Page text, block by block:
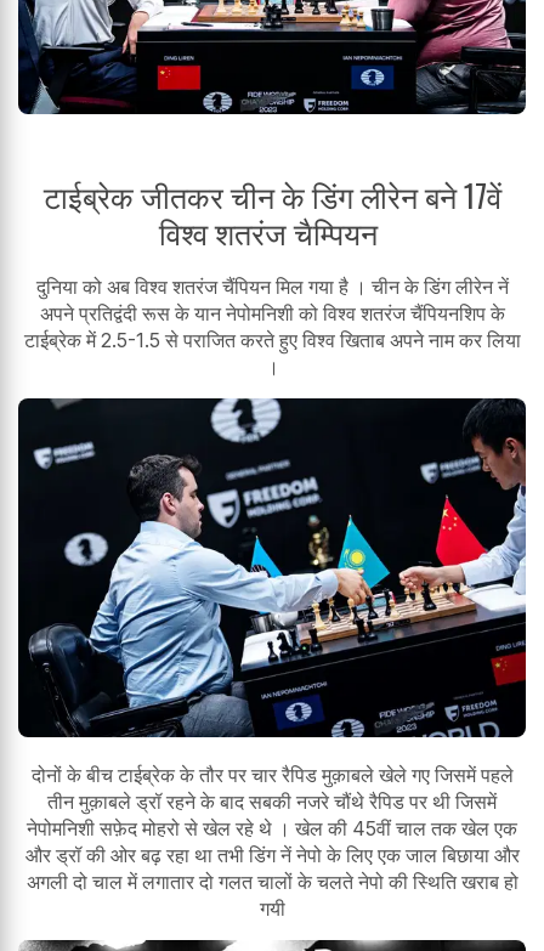
टाईब्रेक जीतकर चीन के डिंग लीरेन बने 17वें
विश्व शतरंज चैम्पियन
दुनिया को अब विश्व शतरंज चैंपियन मिल गया है । चीन के डिंग लीरेन नें
अपने प्रतिद्वंदी रूस के यान नेपोमनिशी को विश्व शतरंज चैंपियनशिप के
टाईब्रेक में 2.5-1.5 से पराजित करते हुए विश्व खिताब अपने नाम कर लिया
।
दोनों के बीच टाईब्रेक के तौर पर चार रैपिड मुक़ाबले खेले गए जिसमें पहले
तीन मुक़ाबले ड्रॉ रहने के बाद सबकी नजरे चौंथे रैपिड पर थी जिसमें
नेपोमनिशी सफ़ेद मोहरो से खेल रहे थे । खेल की 45वीं चाल तक खेल एक
और ड्रॉ की ओर बढ़ रहा था तभी डिंग नें नेपो के लिए एक जाल बिछाया और
अगली दो चाल में लगातार दो गलत चालों के चलते नेपो की स्थिति खराब हो
गयी